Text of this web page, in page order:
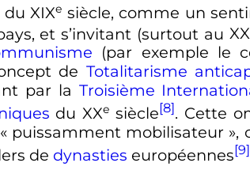
duXIXe siècle, comme un
et s’invitant (surtout au XX
(par exemple le
de Totalitarisme
par la Troisième
duXXe siècle[8]. Cette
« puissamment mobilisateur »,
de dynasties européennes[9]